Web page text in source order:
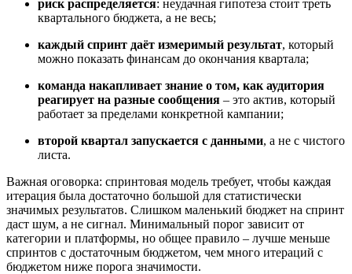
риск распределяется: неудачная гипотеза стоит треть
квартального бюджета, а не весь;
каждый спринт даёт измеримый результат, который
можно показать финансам до окончания квартала;
команда накапливает знание о том, как аудитория
реагирует на разные сообщения – это актив, который
работает за пределами конкретной кампании;
второй квартал запускается с данными, а не с чистого
листа.
Важная оговорка: спринтовая модель требует, чтобы каждая
итерация была достаточно большой для статистически
значимых результатов. Слишком маленький бюджет на спринт
даст шум, а не сигнал. Минимальный порог зависит от
категории и платформы, но общее правило – лучше меньше
спринтов с достаточным бюджетом, чем много итераций с
бюджетом ниже порога значимости.